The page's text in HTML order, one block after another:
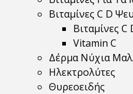
Βιταμίνες C D
Βιταμίνες
Vitamin C
Δέρμα Νύχια
Ηλεκτρολύτες
Θυρεοειδής